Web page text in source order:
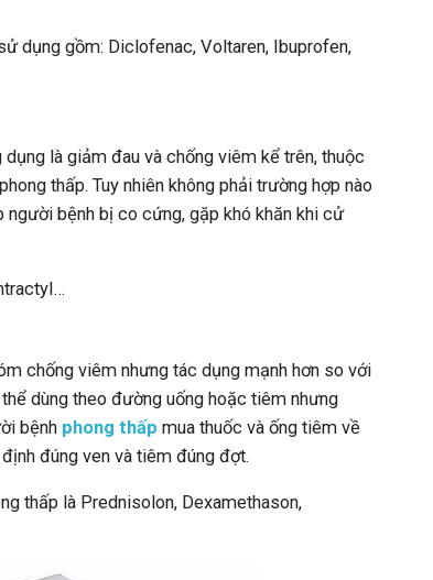
dụng gồm: Diclofenac, Voltaren, Ibuprofen,
là giảm đau và chống viêm kể trên, thuộc
thấp. Tuy nhiên không phải trường hợp nào
bệnh bị co cứng, gặp khó khăn khi cử
chống viêm nhưng tác dụng mạnh hơn so với
dùng theo đường uống hoặc tiêm nhưng
bệnh phong thấp mua thuốc và ống tiêm về
đúng ven và tiêm đúng đợt.
thấp là Prednisolon, Dexamethason,